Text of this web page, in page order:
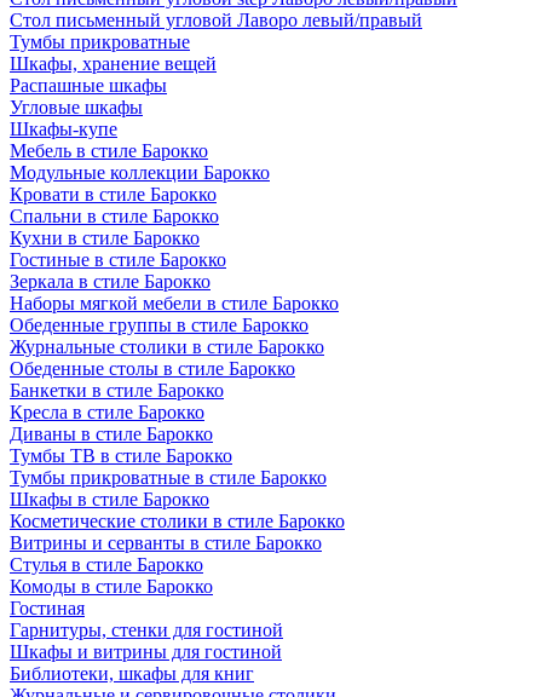
Стол письменный угловой Лаворо левый/правый
Тумбы прикроватные
Шкафы, хранение вещей
Распашные шкафы
Угловые шкафы
Шкафы-купе
Мебель в стиле Барокко
Модульные коллекции Барокко
Кровати в стиле Барокко
Спальни в стиле Барокко
Кухни в стиле Барокко
Гостиные в стиле Барокко
Зеркала в стиле Барокко
Наборы мягкой мебели в стиле Барокко
Обеденные группы в стиле Барокко
Журнальные столики в стиле Барокко
Обеденные столы в стиле Барокко
Банкетки в стиле Барокко
Кресла в стиле Барокко
Диваны в стиле Барокко
Тумбы ТВ в стиле Барокко
Тумбы прикроватные в стиле Барокко
Шкафы в стиле Барокко
Косметические столики в стиле Барокко
Витрины и серванты в стиле Барокко
Стулья в стиле Барокко
Комоды в стиле Барокко
Гостиная
Гарнитуры, стенки для гостиной
Шкафы и витрины для гостиной
Библиотеки, шкафы для книг